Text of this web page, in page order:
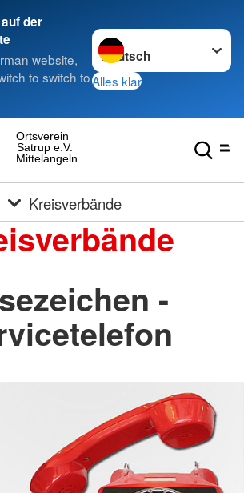
der
website,
to switch to
Sprache wechseln zu
Alles klar
Mittelangeln
Satrup e.V.
Ortsverein
Kreisverbände
-